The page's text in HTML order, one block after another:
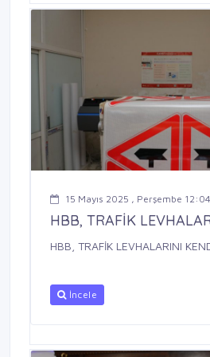
15 Mayıs 2025 , Perşembe 12:04
HBB, TRAFİK
HBB, TRAFİK LEVHALARINI
İncele